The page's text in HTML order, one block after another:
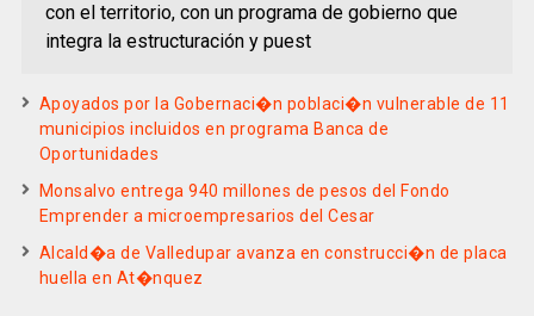
con el territorio, con un programa de gobierno que
integra la estructuración y puest
Apoyados por la Gobernaci�n poblaci�n vulnerable de 11
municipios incluidos en programa Banca de
Oportunidades
Monsalvo entrega 940 millones de pesos del Fondo
Emprender a microempresarios del Cesar
Alcald�a de Valledupar avanza en construcci�n de placa
huella en At�nquez